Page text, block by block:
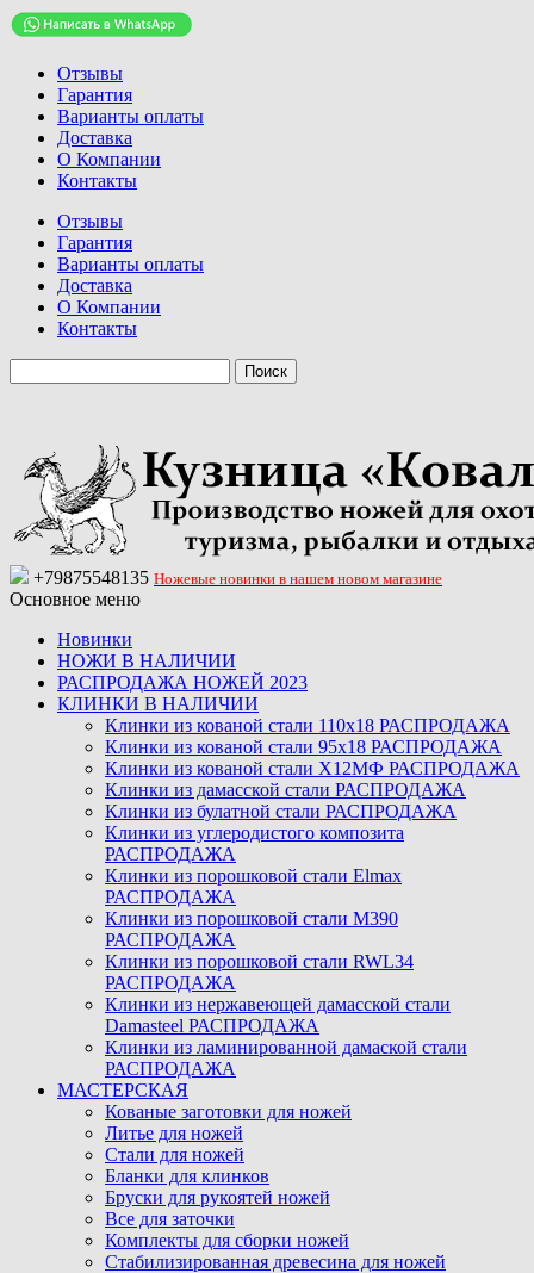
Отзывы
Гарантия
Варианты оплаты
Доставка
О Компании
Контакты
Отзывы
Гарантия
Варианты оплаты
Доставка
О Компании
Контакты
+79875548135 Ножевые новинки в нашем новом магазине
Основное меню
Новинки
НОЖИ В НАЛИЧИИ
РАСПРОДАЖА НОЖЕЙ 2023
КЛИНКИ В НАЛИЧИИ
Клинки из кованой стали 110х18 РАСПРОДАЖА
Клинки из кованой стали 95х18 РАСПРОДАЖА
Клинки из кованой стали Х12МФ РАСПРОДАЖА
Клинки из дамасской стали РАСПРОДАЖА
Клинки из булатной стали РАСПРОДАЖА
Клинки из углеродистого композита
РАСПРОДАЖА
Клинки из порошковой стали Elmax
РАСПРОДАЖА
Клинки из порошковой стали M390
РАСПРОДАЖА
Клинки из порошковой стали RWL34
РАСПРОДАЖА
Клинки из нержавеющей дамасской стали
Damasteel РАСПРОДАЖА
Клинки из ламинированной дамаской стали
РАСПРОДАЖА
МАСТЕРСКАЯ
Кованые заготовки для ножей
Литье для ножей
Стали для ножей
Бланки для клинков
Бруски для рукоятей ножей
Все для заточки
Комплекты для сборки ножей
Стабилизированная древесина для ножей